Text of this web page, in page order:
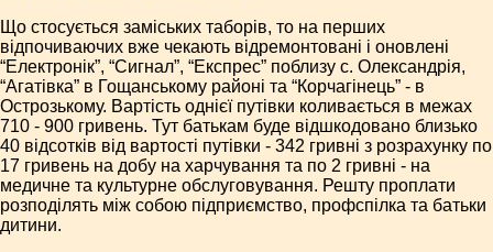
Що стосується заміських таборів, то на перших
відпочиваючих вже чекають відремонтовані і оновлені
“Електронік”, “Сигнал”, “Експрес” поблизу с. Олександрія,
“Агатівка” в Гощанському районі та “Корчагінець” - в
Острозькому. Вартість однієї путівки коливається в межах
710 - 900 гривень. Тут батькам буде відшкодовано близько
40 відсотків від вартості путівки - 342 гривні з розрахунку по
17 гривень на добу на харчування та по 2 гривні - на
медичне та культурне обслуговування. Решту проплати
розподілять між собою підприємство, профспілка та батьки
дитини.